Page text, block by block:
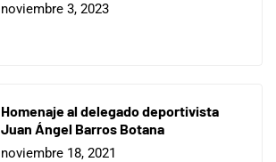
noviembre 3, 2023
Homenaje al delegado deportivista
Juan Ángel Barros Botana
noviembre 18, 2021